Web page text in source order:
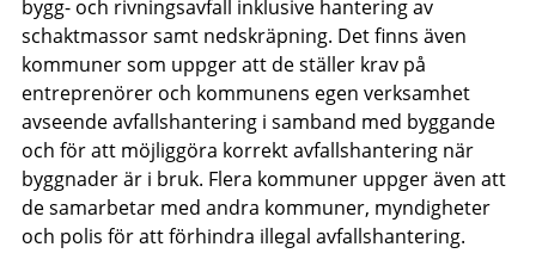
bygg- och rivningsavfall inklusive hantering av
schaktmassor samt nedskräpning. Det finns även
kommuner som uppger att de ställer krav på
entreprenörer och kommunens egen verksamhet
avseende avfallshantering i samband med byggande
och för att möjliggöra korrekt avfallshantering när
byggnader är i bruk. Flera kommuner uppger även att
de samarbetar med andra kommuner, myndigheter
och polis för att förhindra illegal avfallshantering.